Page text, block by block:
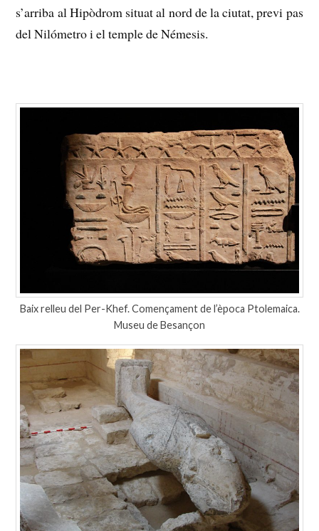
s’arriba al Hipòdrom situat al nord de la ciutat, previ pas
del Nilómetro i el temple de Némesis.
Baix relleu del Per-Khef. Començament de l’època Ptolemaica.
Museu de Besançon